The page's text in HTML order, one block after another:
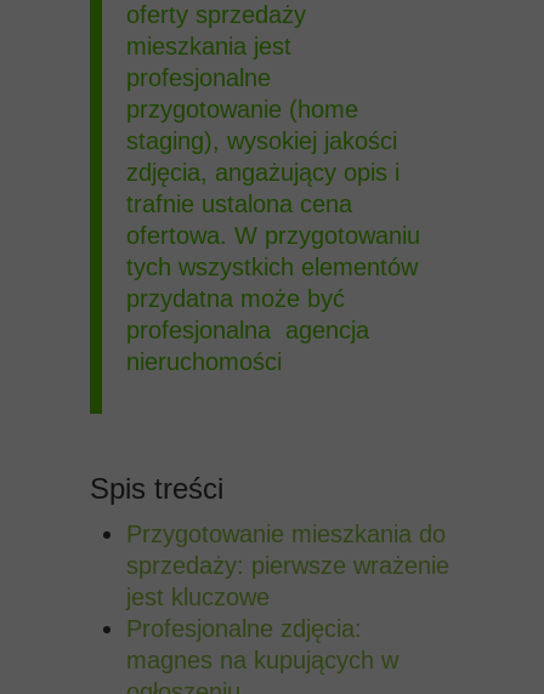
oferty sprzedaży
mieszkania jest
profesjonalne
przygotowanie (home
staging), wysokiej jakości
zdjęcia, angażujący opis i
trafnie ustalona cena
ofertowa. W przygotowaniu
tych wszystkich elementów
przydatna może być
profesjonalna agencja
nieruchomości
Spis treści
Przygotowanie mieszkania do
sprzedaży: pierwsze wrażenie
jest kluczowe
Profesjonalne zdjęcia:
magnes na kupujących w